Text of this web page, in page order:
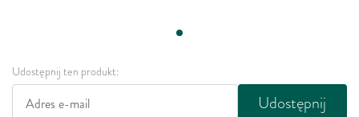
Udostępnij ten produkt:
Udostępnij